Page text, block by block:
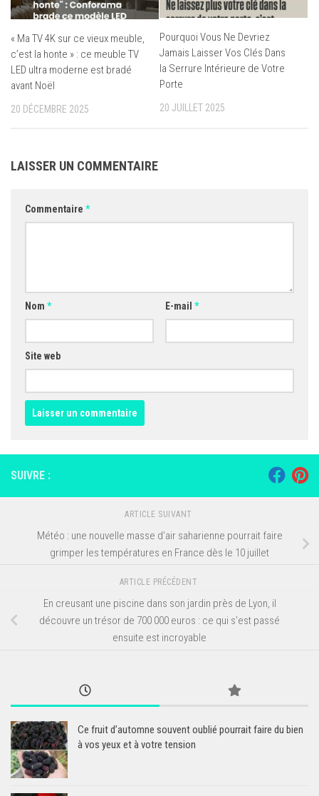
« Ma TV 4K sur ce vieux meuble,
c’est la honte » : ce meuble TV
LED ultra moderne est bradé
avant Noël
20 DÉCEMBRE 2025
Pourquoi Vous Ne Devriez
Jamais Laisser Vos Clés Dans
la Serrure Intérieure de Votre
Porte
20 JUILLET 2025
LAISSER UN COMMENTAIRE
Commentaire *
Nom * E-mail *
Site web
SUIVRE :
ARTICLE SUIVANT
Météo : une nouvelle masse d’air saharienne pourrait faire
grimper les températures en France dès le 10 juillet
ARTICLE PRÉCÉDENT
En creusant une piscine dans son jardin près de Lyon, il
découvre un trésor de 700 000 euros : ce qui s’est passé
ensuite est incroyable
Ce fruit d’automne souvent oublié pourrait faire du bien
à vos yeux et à votre tension